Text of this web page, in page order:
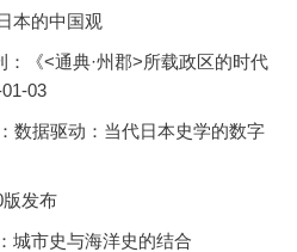
本的中国观
《<通典·州郡>所载政区的时代
03
数据驱动：当代日本史学的数字
发布
城市史与海洋史的结合